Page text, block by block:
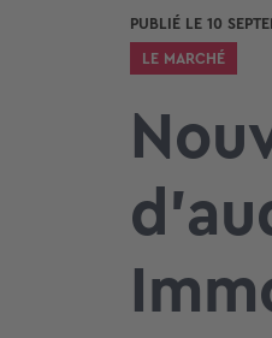
PUBLIÉ LE 10
LE MARCHÉ